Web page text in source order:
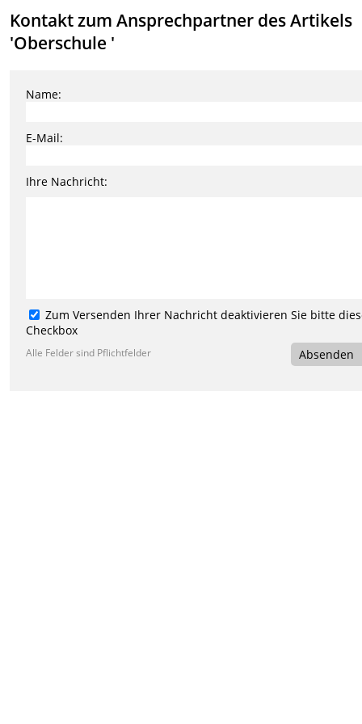
Kontakt zum Ansprechpartner des Artikels
'Oberschule '
Name:
E-Mail:
Ihre Nachricht:
Zum Versenden Ihrer Nachricht deaktivieren Sie bitte
Checkbox
Alle Felder sind Pflichtfelder Absenden